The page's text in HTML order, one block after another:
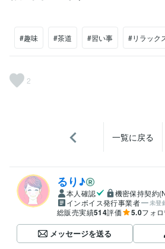
#趣味 #茶道 #習い事 #リラック
2
一覧に戻る
るり♪
本人確認
機密保持契約
インボイス発行事業者
未登
総販売実績514評価 5.0フォ
メッセージを送る